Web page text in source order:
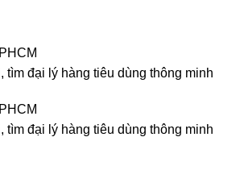
đại lý hàng tiêu dùng thông minh
đại lý hàng tiêu dùng thông minh